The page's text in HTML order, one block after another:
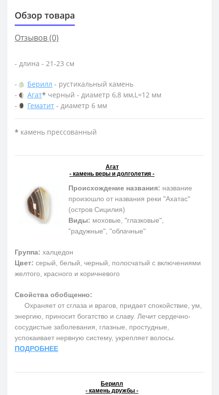
Обзор товара
Отзывов (0)
- длина - 21-23 см
- Берилл - рустикальный камень
-
Агат* черный - диаметр 6,8 мм,L=12 мм
-
Гематит - диаметр 6 мм
* камень прессованный
Агат
- камень веры и долголетия -
Происхождение названия: название
произошло от названия реки "Ахатас"
(остров Сицилия)
Виды: моховые, "глазковые",
"радужные", "облачные"
Группа: халцедон
Цвет: серый, белый, черный, полосчатый с включениями
желтого, красного и коричневого
Свойства обобщенно:
Охраняет от сглаза и врагов, придает спокойствие, ум,
энергию, приносит богатство и славу. Лечит сердечно-
сосудистые заболевания, глазные, простудные,
успокаивает нервную систему, укрепляет волосы.
ПОДРОБНЕЕ
Берилл
- камень дружбы -